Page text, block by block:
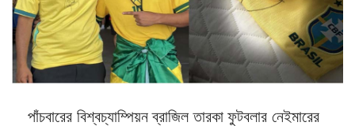
পাঁচবারের বিশ্বচ্যাম্পিয়ন ব্রাজিল তারকা ফুটবলার নেইমারের